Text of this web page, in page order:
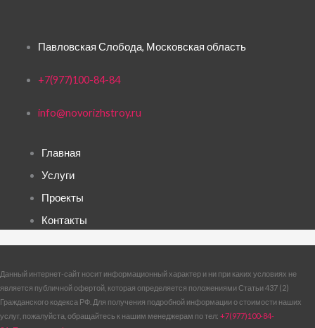
Павловская Слобода, Московская область
+7(977)100-84-84
info@novorizhstroy.ru
Главная
Услуги
Проекты
Контакты
Данный интернет-сайт носит информационный характер и ни при каких условиях не
является публичной офертой, которая определяется положениями Статьи 437 (2)
Гражданского кодекса РФ. Для получения подробной информации о стоимости наших
услуг, пожалуйста, обращайтесь к нашим менеджерам по тел: +7(977)100-84-